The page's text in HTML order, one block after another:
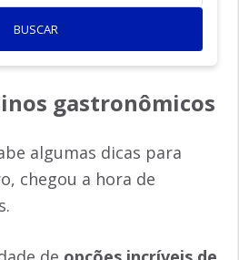
BUSCAR
gastronômicos
algumas dicas para
chegou a hora de